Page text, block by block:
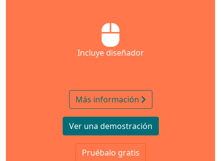
Incluye diseñador
Más información
Ver una demostración
Pruébalo gratis